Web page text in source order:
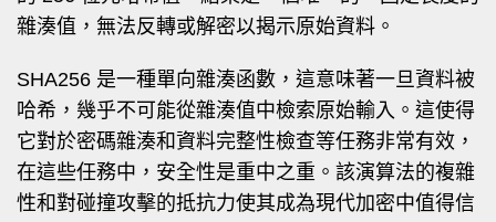
雜湊值，無法反轉或解密以揭示原始資料。
SHA256 是一種單向雜湊函數，這意味著一旦資料被
哈希，幾乎不可能從雜湊值中檢索原始輸入。這使得
它對於密碼雜湊和資料完整性檢查等任務非常有效，
在這些任務中，安全性是重中之重。該演算法的複雜
性和對碰撞攻擊的抵抗力使其成為現代加密中值得信